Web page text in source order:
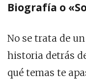
Biografía o
No se trata de
historia detrás
qué temas te